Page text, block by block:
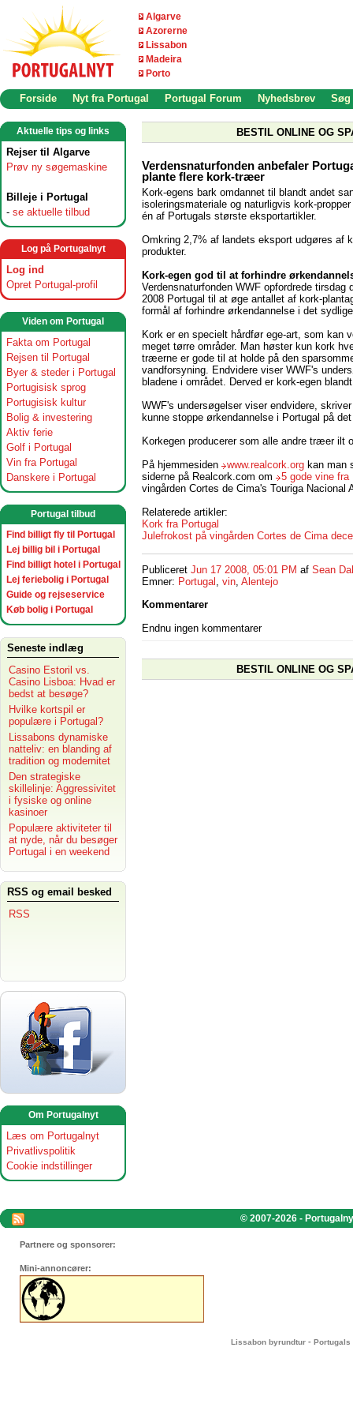
Algarve
Azorerne
Lissabon
Madeira
Porto
Forside Nyt fra Portugal Portugal Forum Nyhedsbrev Søg
Aktuelle tips og links
Rejser til Algarve
Prøv ny søgemaskine
Billeje i Portugal
- se aktuelle tilbud
Log på Portugalnyt
Log ind
Opret Portugal-profil
Viden om Portugal
Fakta om Portugal
Rejsen til Portugal
Byer & steder i Portugal
Portugisisk sprog
Portugisisk kultur
Bolig & investering
Aktiv ferie
Golf i Portugal
Vin fra Portugal
Danskere i Portugal
Portugal tilbud
Find billigt fly til Portugal
Lej billig bil i Portugal
Find billigt hotel i Portugal
Lej feriebolig i Portugal
Guide og rejseservice
Køb bolig i Portugal
Seneste indlæg
Casino Estoril vs.
Casino Lisboa: Hvad er
bedst at besøge?
Hvilke kortspil er
populære i Portugal?
Lissabons dynamiske
natteliv: en blanding af
tradition og modernitet
Den strategiske
skillelinje: Aggressivitet
i fysiske og online
kasinoer
Populære aktiviteter til
at nyde, når du besøger
Portugal i en weekend
RSS og email besked
RSS
Om Portugalnyt
Læs om Portugalnyt
Privatlivspolitik
Cookie indstillinger
BESTIL ONLINE OG
Verdensnaturfonden anbefaler
plante flere kork-træer
Kork-egens bark omdannet til blandt andet
isoleringsmateriale og naturligvis kork-propper
én af Portugals største eksportartikler.
Omkring 2,7% af landets eksport udgøres af
produkter.
Kork-egen god til at forhindre
Verdensnaturfonden WWF opfordrede tirsdag
2008 Portugal til at øge antallet af kork-
formål af forhindre ørkendannelse i det
Kork er en specielt hårdfør ege-art, som kan
meget tørre områder. Man høster kun kork
træerne er gode til at holde på den
vandforsyning. Endvidere viser WWF's
bladene i området. Derved er kork-egen
WWF's undersøgelser viser endvidere,
kunne stoppe ørkendannelse i Portugal på
Korkegen producerer som alle andre træer ilt
På hjemmesiden
www.realcork.org kan man
siderne på Realcork.com om
5 gode vine fra
vingården Cortes de Cima's Touriga Nacional
Relaterede artikler:
Kork fra Portugal
Julefrokost på vingården Cortes de Cima
Publiceret Jun 17 2008, 05:01 PM af Sean
Emner: Portugal , vin, Alentejo
Kommentarer
Endnu ingen kommentarer
BESTIL ONLINE OG
© 2007-2026 -
Partnere og sponsorer:
Mini-annoncører:
Lissabon byrundtur - Portugals